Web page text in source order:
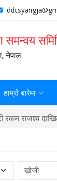
समन्वय
नेपाल
हाम्रो बारेमा
रकम राजश्व